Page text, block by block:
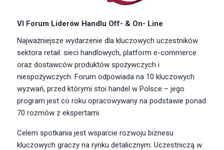
VI Forum Liderów Handlu Off- & On- Line
Najważniejsze wydarzenie dla kluczowych uczestników
sektora retail: sieci handlowych, platform e-commerce
oraz dostawców produktów spożywczych i
niespożywczych. Forum odpowiada na 10 kluczowych
wyzwań, przed którymi stoi handel w Polsce – jego
program jest co roku opracowywany na podstawie ponad
70 rozmów z ekspertami.
Celem spotkania jest wsparcie rozwoju biznesu
kluczowych graczy na rynku detalicznym. Uczestniczą w